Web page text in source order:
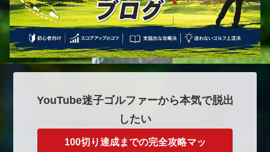
YouTube迷子ゴルファーから本気で脱出
したい
100切り達成までの完全攻略マッ